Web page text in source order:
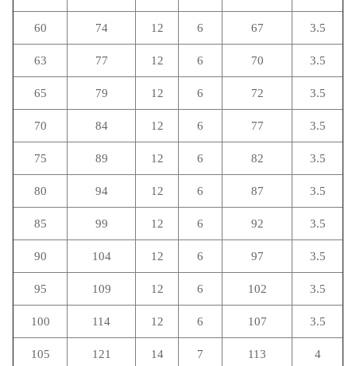
60 74 12 6 67 3.5
63 77 12 6 70 3.5
65 79 12 6 72 3.5
70 84 12 6 77 3.5
75 89 12 6 82 3.5
80 94 12 6 87 3.5
85 99 12 6 92 3.5
90 104 12 6 97 3.5
95 109 12 6 102 3.5
100 114 12 6 107 3.5
105 121 14 7 113 4